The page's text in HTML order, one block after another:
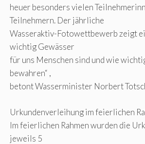
heuer besonders vielen
Teilnehmern. Der jährliche
Wasseraktiv-Fotowettbewerb zeigt
wichtig Gewässer
für uns Menschen sind und wie
bewahren“ ,
betont Wasserminister Norbert
Urkundenverleihung im feierlichen
Im feierlichen Rahmen wurden die
jeweils 5